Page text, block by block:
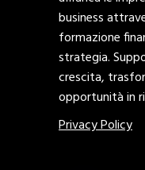
business
formazione
strategia.
crescita,
opportunità in
Privacy Policy